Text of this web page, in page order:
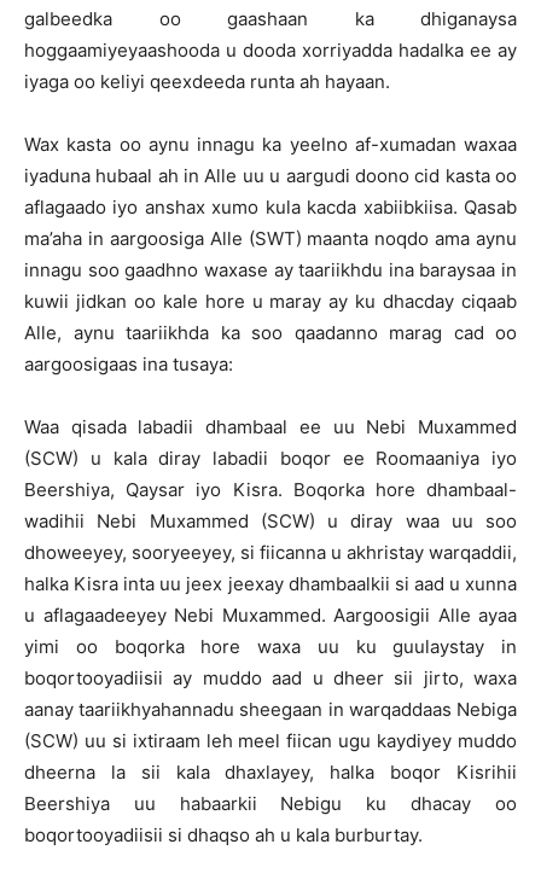
galbeedka oo gaashaan ka dhiganaysa
hoggaamiyeyaashooda u dooda xorriyadda hadalka ee ay
iyaga oo keliyi qeexdeeda runta ah hayaan.
Wax kasta oo aynu innagu ka yeelno af-xumadan waxaa
iyaduna hubaal ah in Alle uu u aargudi doono cid kasta oo
aflagaado iyo anshax xumo kula kacda xabiibkiisa. Qasab
ma’aha in aargoosiga Alle (SWT) maanta noqdo ama aynu
innagu soo gaadhno waxase ay taariikhdu ina baraysaa in
kuwii jidkan oo kale hore u maray ay ku dhacday ciqaab
Alle, aynu taariikhda ka soo qaadanno marag cad oo
aargoosigaas ina tusaya:
Waa qisada labadii dhambaal ee uu Nebi Muxammed
(SCW) u kala diray labadii boqor ee Roomaaniya iyo
Beershiya, Qaysar iyo Kisra. Boqorka hore dhambaal-
wadihii Nebi Muxammed (SCW) u diray waa uu soo
dhoweeyey, sooryeeyey, si fiicanna u akhristay warqaddii,
halka Kisra inta uu jeex jeexay dhambaalkii si aad u xunna
u aflagaadeeyey Nebi Muxammed. Aargoosigii Alle ayaa
yimi oo boqorka hore waxa uu ku guulaystay in
boqortooyadiisii ay muddo aad u dheer sii jirto, waxa
aanay taariikhyahannadu sheegaan in warqaddaas Nebiga
(SCW) uu si ixtiraam leh meel fiican ugu kaydiyey muddo
dheerna la sii kala dhaxlayey, halka boqor Kisrihii
Beershiya uu habaarkii Nebigu ku dhacay oo
boqortooyadiisii si dhaqso ah u kala burburtay.